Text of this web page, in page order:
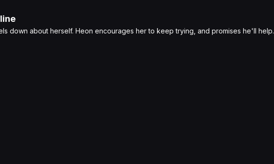
down about herself. Heon encourages her to keep trying, and promises he'll help.